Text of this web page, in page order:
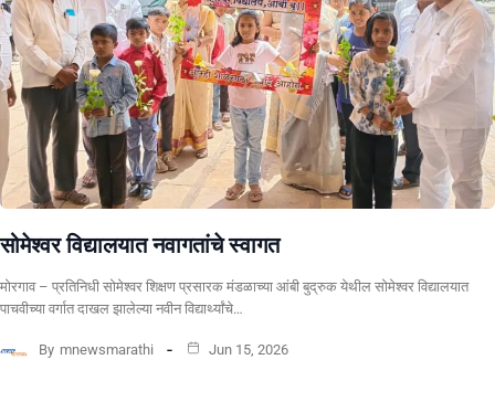
सोमेश्वर विद्यालयात नवागतांचे स्वागत
मोरगाव – प्रतिनिधी सोमेश्वर शिक्षण प्रसारक मंडळाच्या आंबी बुद्रुक येथील सोमेश्वर विद्यालयात
पाचवीच्या वर्गात दाखल झालेल्या नवीन विद्यार्थ्यांचे…
By mnewsmarathi Jun 15, 2026